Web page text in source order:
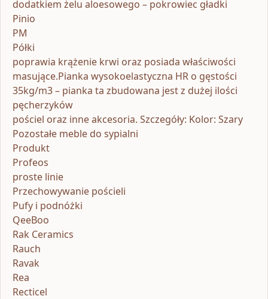
dodatkiem żelu aloesowego – pokrowiec gładki
Pinio
PM
Półki
poprawia krążenie krwi oraz posiada właściwości
masujące.Pianka wysokoelastyczna HR o gęstości
35kg/m3 – pianka ta zbudowana jest z dużej ilości
pęcherzyków
pościel oraz inne akcesoria. Szczegóły: Kolor: Szary
Pozostałe meble do sypialni
Produkt
Profeos
proste linie
Przechowywanie pościeli
Pufy i podnóżki
QeeBoo
Rak Ceramics
Rauch
Ravak
Rea
Recticel